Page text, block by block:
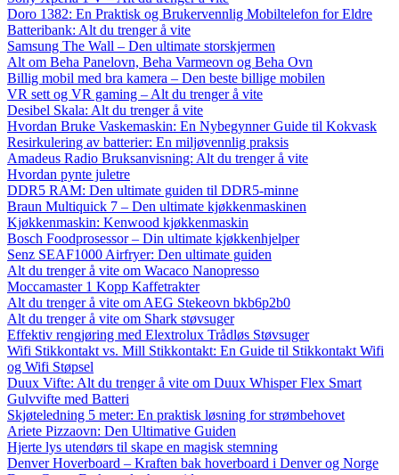
Doro 1382: En Praktisk og Brukervennlig Mobiltelefon for Eldre
Batteribank: Alt du trenger å vite
Samsung The Wall – Den ultimate storskjermen
Alt om Beha Panelovn, Beha Varmeovn og Beha Ovn
Billig mobil med bra kamera – Den beste billige mobilen
VR sett og VR gaming – Alt du trenger å vite
Desibel Skala: Alt du trenger å vite
Hvordan Bruke Vaskemaskin: En Nybegynner Guide til Kokvask
Resirkulering av batterier: En miljøvennlig praksis
Amadeus Radio Bruksanvisning: Alt du trenger å vite
Hvordan pynte juletre
DDR5 RAM: Den ultimate guiden til DDR5-minne
Braun Multiquick 7 – Den ultimate kjøkkenmaskinen
Kjøkkenmaskin: Kenwood kjøkkenmaskin
Bosch Foodprosessor – Din ultimate kjøkkenhjelper
Senz SEAF1000 Airfryer: Den ultimate guiden
Alt du trenger å vite om Wacaco Nanopresso
Moccamaster 1 Kopp Kaffetrakter
Alt du trenger å vite om AEG Stekeovn bkb6p2b0
Alt du trenger å vite om Shark støvsuger
Effektiv rengjøring med Elextrolux Trådløs Støvsuger
Wifi Stikkontakt vs. Mill Stikkontakt: En Guide til Stikkontakt Wifi
og Wifi Støpsel
Duux Vifte: Alt du trenger å vite om Duux Whisper Flex Smart
Gulvvifte med Batteri
Skjøteledning 5 meter: En praktisk løsning for strømbehovet
Ariete Pizzaovn: Den Ultimative Guiden
Hjerte lys utendørs til skape en magisk stemning
Denver Hoverboard – Kraften bak hoverboard i Denver og Norge